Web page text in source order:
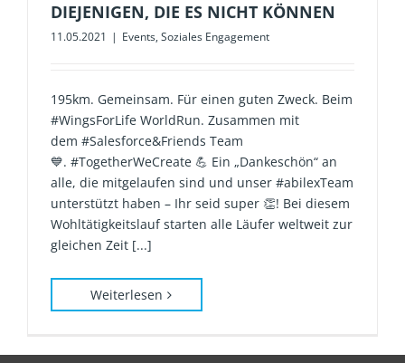
DIEJENIGEN, DIE ES NICHT KÖNNEN
11.05.2021 | Events, Soziales Engagement
195km. Gemeinsam. Für einen guten Zweck. Beim
#WingsForLife WorldRun. Zusammen mit
dem #Salesforce&Friends Team
💙. #TogetherWeCreate 💪 Ein „Dankeschön“ an
alle, die mitgelaufen sind und unser #abilexTeam
unterstützt haben – Ihr seid super 👏! Bei diesem
Wohltätigkeitslauf starten alle Läufer weltweit zur
gleichen Zeit [...]
Weiterlesen